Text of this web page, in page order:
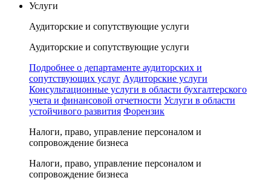
Услуги
Аудиторские и сопутствующие услуги
Аудиторские и сопутствующие услуги
Подробнее о департаменте аудиторских и
сопутствующих услуг Аудиторские услуги
Консультационные услуги в области бухгалтерского
учета и финансовой отчетности Услуги в области
устойчивого развития Форензик
Налоги, право, управление персоналом и
сопровождение бизнеса
Налоги, право, управление персоналом и
сопровождение бизнеса